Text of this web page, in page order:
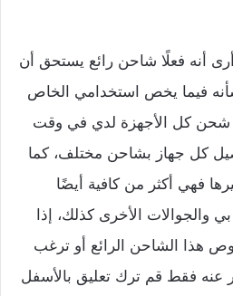
أنه فعلًا شاحن رائع يستحق أن
فيما يخص استخدامي الخاص
شحن كل الأجهزة لدي في وقت
كل جهاز بشاحن مختلف، كما
فهي أكثر من كافية أيضًا
والجوالات الأخرى كذلك، إذا
هذا الشاحن الرائع أو ترغب
عنه فقط قم ترك تعليق بالأسفل